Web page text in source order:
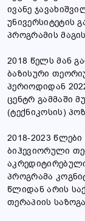
ივანე
უნივერსიტეტის
პროგრამის
2018 წელს მან
ბაზისური
პერიოდიდან
ცენტრ გამმაში
(ტექნიკოსის)
2018-2023
ბიჰევიორული
პროგრამა
წლიდან არის
თერაპიის